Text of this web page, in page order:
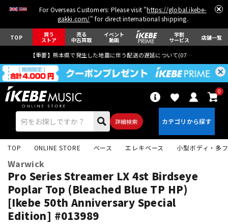
For Overseas Customers: Please visit "https://global.ikebe-
gakki.com/" for direct international shipping.
TOP 買う
ストア
売る
中古買取
イベント
動画
学割
サービス 店舗一覧
【重要】熊本県で発生した地震に伴う配送の遅延について(07月29日
詳細検索
0
エレキギター アコギ/エレアコ
TOP ONLINE STORE ベース エレキベース 小型ボディ・多
Warwick
Pro Series Streamer LX 4st Birdseye
Poplar Top (Bleached Blue TP HP)
[Ikebe 50th Anniversary Special
Edition] #013989